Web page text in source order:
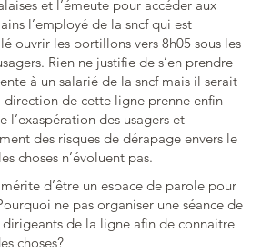
et l’émeute pour accéder aux
l’employé de la sncf qui est
ouvrir les portillons vers 8h05 sous les
Rien ne justifie de s’en prendre
à un salarié de la sncf mais il serait
direction de cette ligne prenne enfin
l’exaspération des usagers et
des risques de dérapage envers le
choses n’évoluent pas.
d’être un espace de parole pour
ne pas organiser une séance de
dirigeants de la ligne afin de connaitre
choses?